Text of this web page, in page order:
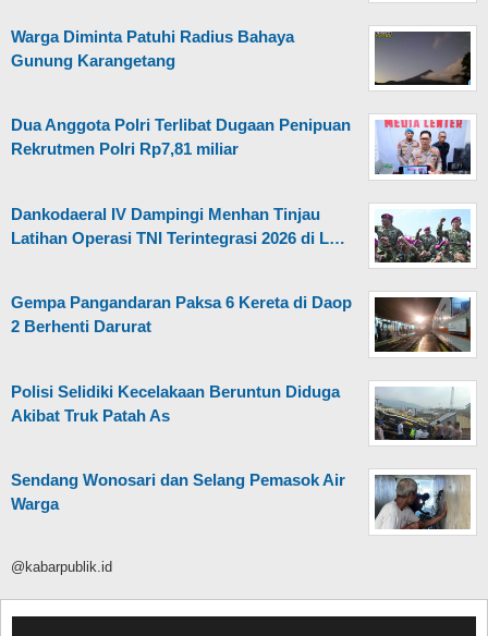
Warga Diminta Patuhi Radius Bahaya
Gunung Karangetang
Dua Anggota Polri Terlibat Dugaan Penipuan
Rekrutmen Polri Rp7,81 miliar
Dankodaeral IV Dampingi Menhan Tinjau
Latihan Operasi TNI Terintegrasi 2026 di L…
Gempa Pangandaran Paksa 6 Kereta di Daop
2 Berhenti Darurat
Polisi Selidiki Kecelakaan Beruntun Diduga
Akibat Truk Patah As
Sendang Wonosari dan Selang Pemasok Air
Warga
@kabarpublik.id